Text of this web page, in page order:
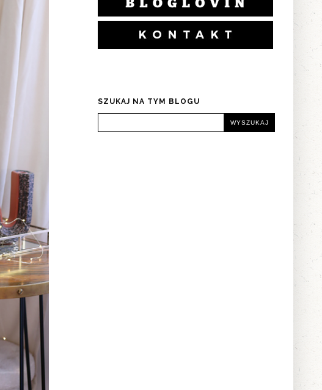
SZUKAJ NA TYM BLOGU